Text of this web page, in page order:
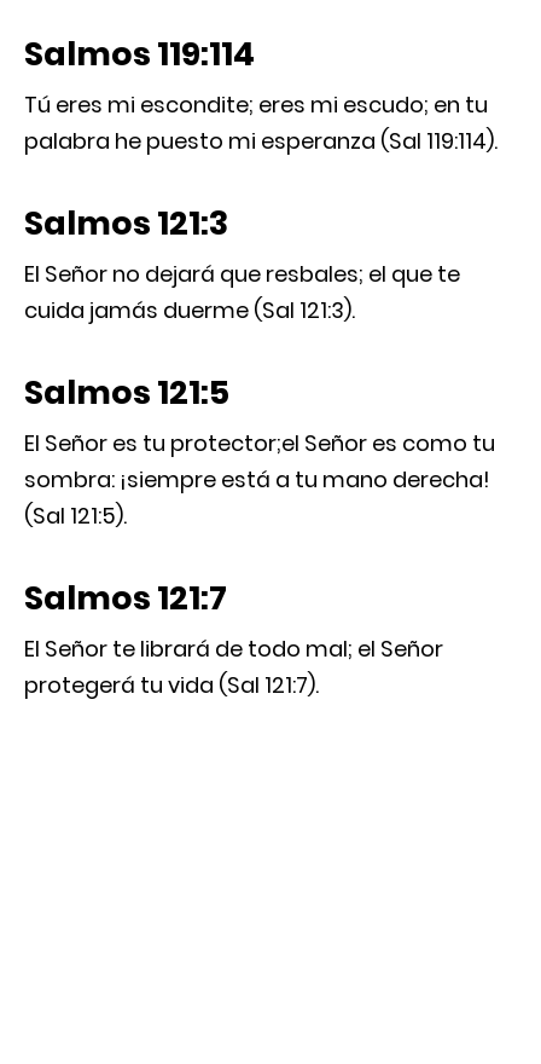
Salmos 119:114
Tú eres mi escondite; eres mi escudo; en tu
palabra he puesto mi esperanza (Sal 119:114).
Salmos 121:3
El Señor no dejará que resbales; el que te
cuida jamás duerme (Sal 121:3).
Salmos 121:5
El Señor es tu protector;el Señor es como tu
sombra: ¡siempre está a tu mano derecha!
(Sal 121:5).
Salmos 121:7
El Señor te librará de todo mal; el Señor
protegerá tu vida (Sal 121:7).